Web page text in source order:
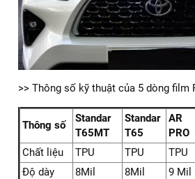
5. Tại sao chọn dịch vụ dán
2024 tại ARI PPF VIỆT NAM?
Tại TP.HCM nói chung và miền
VIỆT NAM là điểm đến lý tưởng
Với mức độ chuyên nghiệp cao,
mang đến quý khách hàng những trải